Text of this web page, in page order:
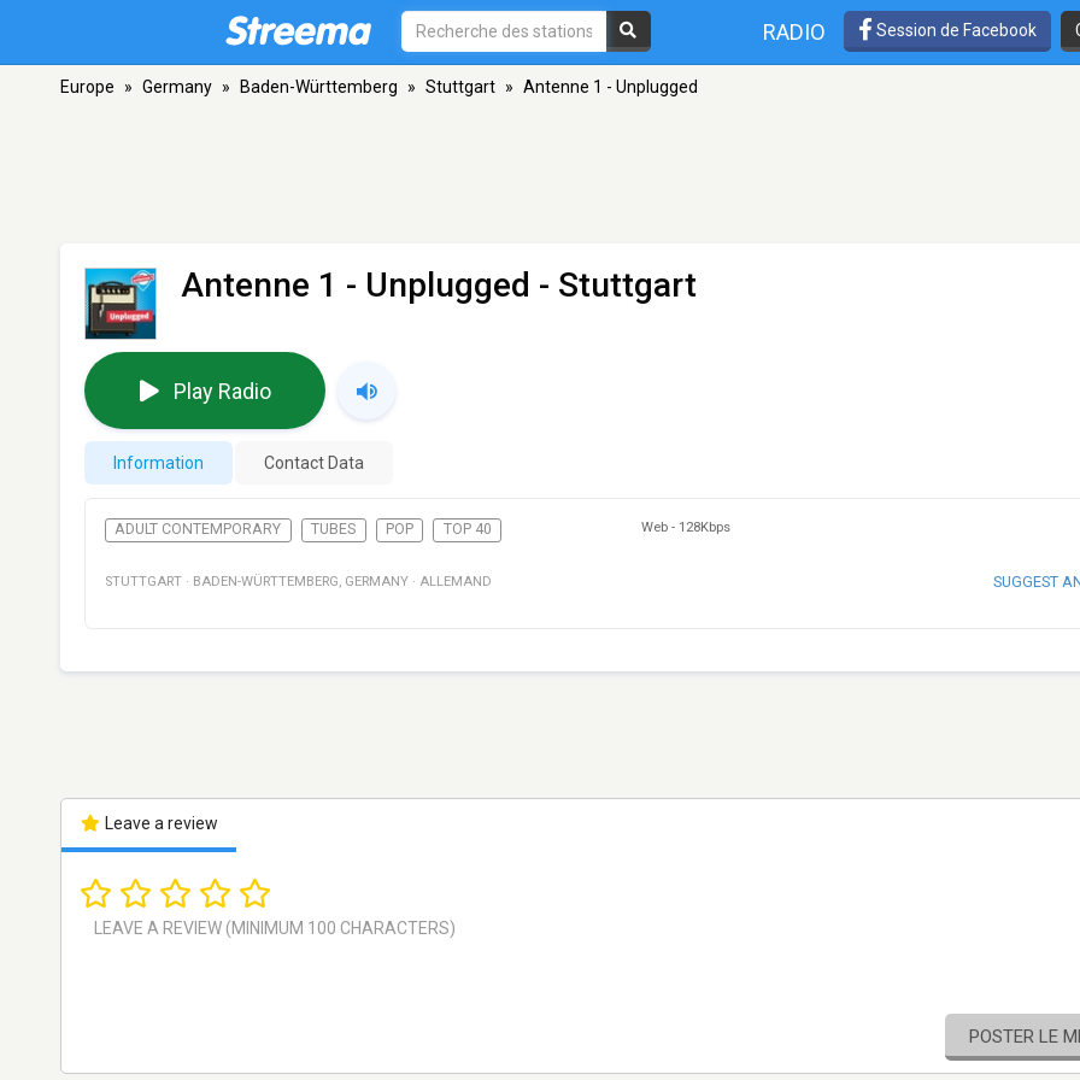
RADIO Session de Facebook
Europe » Germany » Baden-Württemberg » Stuttgart » Antenne 1 - Unplugged
Antenne 1 - Unplugged - Stuttgart
Play Radio
Information Contact Data
ADULT CONTEMPORARY TUBES POP TOP 40 Web - 128Kbps
STUTTGART · BADEN-WÜRTTEMBERG, GERMANY · ALLEMAND SUGGEST
Leave a review
POSTER LE